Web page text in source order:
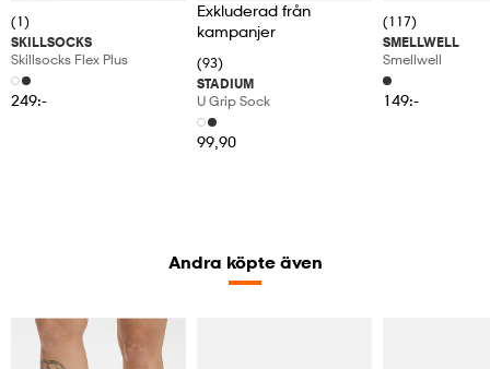
(1)
SKILLSOCKS
Skillsocks Flex Plus
249:-
Exkluderad från
kampanjer
(93)
STADIUM
U Grip Sock
99,90
(117)
SMELLWELL
Smellwell
149:-
Andra köpte även